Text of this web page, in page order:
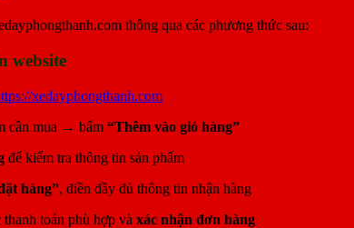
thông qua các phương thức sau:
website
xedayphongthanh.com
cần mua → bấm “Thêm vào giỏ hàng”
để kiểm tra thông tin sản phẩm
hàng”, điền đầy đủ thông tin nhận hàng
toán phù hợp và xác nhận đơn hàng